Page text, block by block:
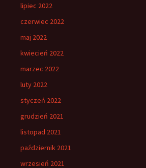
lipiec 2022
czerwiec 2022
maj 2022
kwiecień 2022
marzec 2022
luty 2022
styczeń 2022
grudzień 2021
listopad 2021
październik 2021
wrzesień 2021